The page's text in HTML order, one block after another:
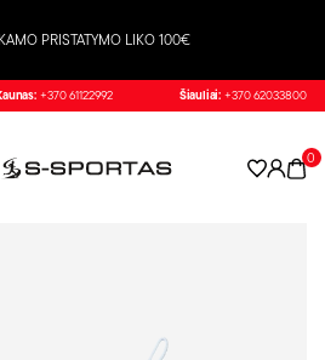
PRISTATYMO LIKO 100€
+370 61122992 Šiauliai: +370 62033800
0